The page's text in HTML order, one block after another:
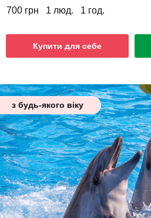
700 грн 1 люд. 1 год.
Купити для себе
з будь-якого віку